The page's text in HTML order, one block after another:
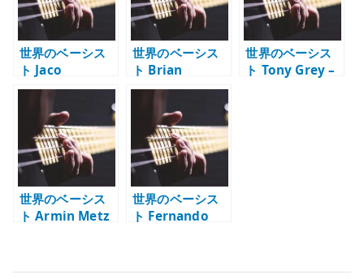
世界のベーシス
ト Jaco
Pastorius –
Tracy で受けた
衝撃
世界のベーシス
ト Brian
Bromberg – エ
弾きこなすベー
スの達人
世界のベーシス
ト Tony Grey –
世界のベーシス
ト Armin Metz
き来する創作系
世界のベーシス
ト Fernando
く現代フュージ